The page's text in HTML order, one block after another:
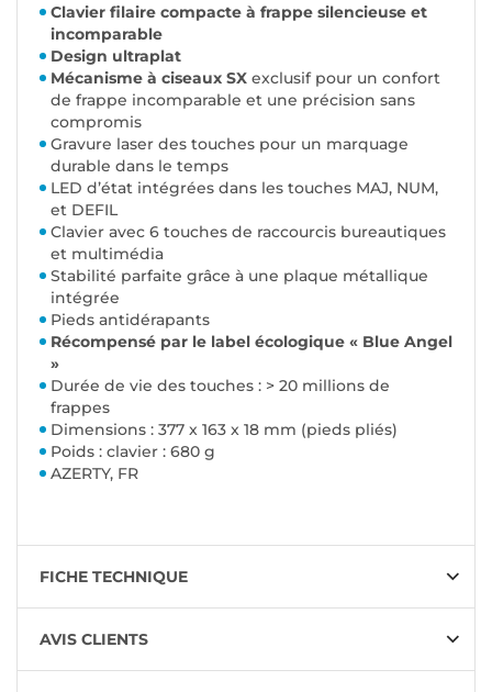
Clavier filaire compacte à frappe silencieuse et
incomparable
Design ultraplat
Mécanisme à ciseaux SX exclusif pour un confort
de frappe incomparable et une précision sans
compromis
Gravure laser des touches pour un marquage
durable dans le temps
LED d’état intégrées dans les touches MAJ, NUM,
et DEFIL
Clavier avec 6 touches de raccourcis bureautiques
et multimédia
Stabilité parfaite grâce à une plaque métallique
intégrée
Pieds antidérapants
Récompensé par le label écologique « Blue Angel
»
Durée de vie des touches : > 20 millions de
frappes
Dimensions : 377 x 163 x 18 mm (pieds pliés)
Poids : clavier : 680 g
AZERTY, FR
FICHE TECHNIQUE
AVIS CLIENTS